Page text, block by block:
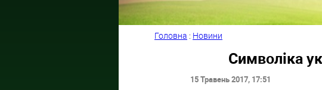
Головна : Новини
Символіка
15 Травень 2017, 17:51